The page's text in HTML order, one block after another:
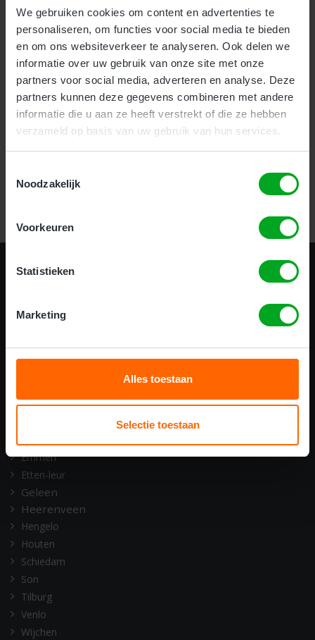
We gebruiken cookies om content en advertenties te
personaliseren, om functies voor social media te bieden
en om ons websiteverkeer te analyseren. Ook delen we
informatie over uw gebruik van onze site met onze
partners voor social media, adverteren en analyse. Deze
partners kunnen deze gegevens combineren met andere
informatie die u aan ze heeft verstrekt of die ze hebben
verzameld op basis van uw gebruik van hun services.
Noodzakelijk
Voorkeuren
Statistieken
Marketing
Alles toestaan
Selectie toestaan
Voor bedrijven bieden wij onze nieuwe en zeer effectieve
uurs Incompany trainingaan.
Als particulier kunt u uw hoogwerker certificaat halen
opmeerdere locatiesdoor heel het land.
ONZE OPLEIDINGSLOCATIES
Barneveld
Emmen
Etten-leur
Geleen
Heerenveen
Hengelo
Houten
Schiedam
Son
Tilburg
Venlo
Wijchen